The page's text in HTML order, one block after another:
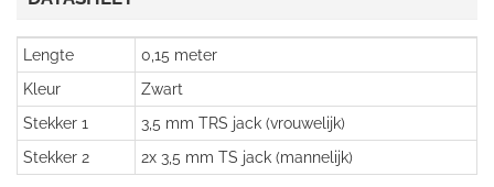
Lengte
0,15 meter
Kleur
Zwart
Stekker 1
3,5 mm TRS jack (vrouwelijk)
Stekker 2
2x 3,5 mm TS jack (mannelijk)